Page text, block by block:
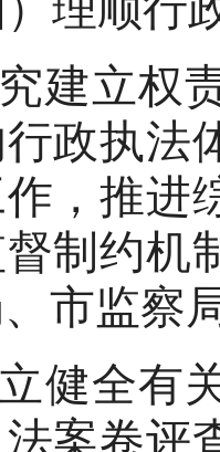
建立权
政执法
，推进
制约机
市监察
健全有
案卷评